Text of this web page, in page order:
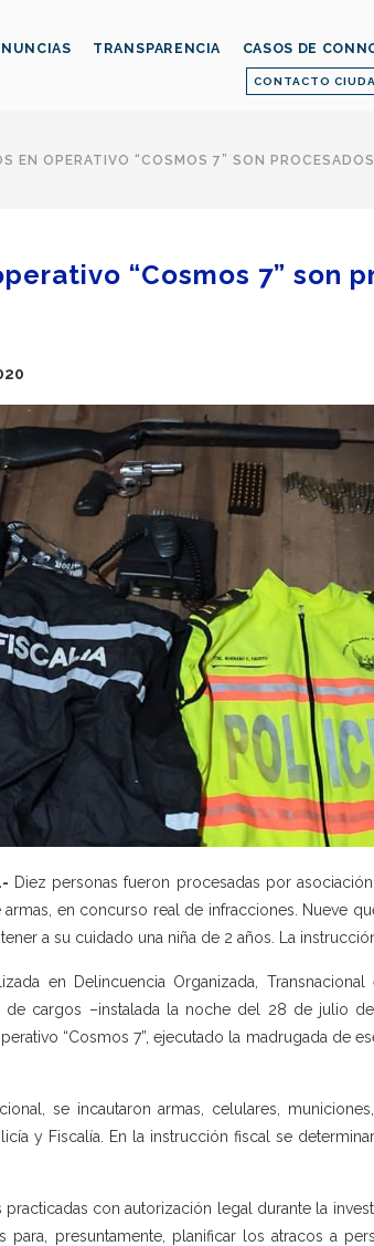
CONTACTO
TRANSPARENCIA CASOS DE
EN OPERATIVO “COSMOS 7” SON
“Cosmos 7” son
Diez personas fueron procesadas por
en concurso real de infracciones. Nueve
a su cuidado una niña de 2 años. La
en Delincuencia Organizada, Transnacional
de cargos –instalada la noche del 28 de julio
“Cosmos 7”, ejecutado la madrugada de
se incautaron armas, celulares,
y Fiscalía. En la instrucción fiscal se
practicadas con autorización legal durante la
presuntamente, planificar los atracos a